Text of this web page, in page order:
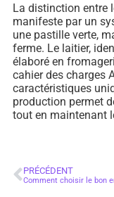
La distinction entre
manifeste par un
une pastille verte,
ferme. Le laitier,
élaboré en
cahier des charges
caractéristiques
production permet
tout en maintenant
PRÉCÉDENT